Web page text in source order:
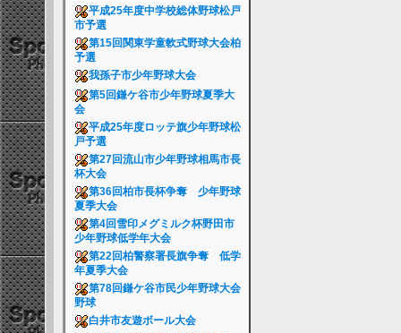
平成25年度中学校総体野球松戸
市予選
第15回関東学童軟式野球大会柏
予選
我孫子市少年野球大会
第5回鎌ケ谷市少年野球夏季大
会
平成25年度ロッテ旗少年野球松
戸予選
第27回流山市少年野球相馬市長
杯大会
第36回柏市長杯争奪 少年野球
夏季大会
第4回雪印メグミルク杯野田市
少年野球低学年大会
第22回柏警察署長旗争奪 低学
年夏季大会
第78回鎌ケ谷市民少年野球大会
野球
白井市友遊ボール大会